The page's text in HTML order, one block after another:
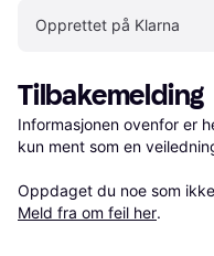
Opprettet på Klarna
Tilbakemelding
Informasjonen ovenfor er
kun ment som en
Oppdaget du noe som
Meld fra om feil her.